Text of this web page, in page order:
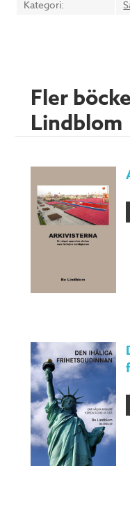
Kategori:
Fler
Lindblom